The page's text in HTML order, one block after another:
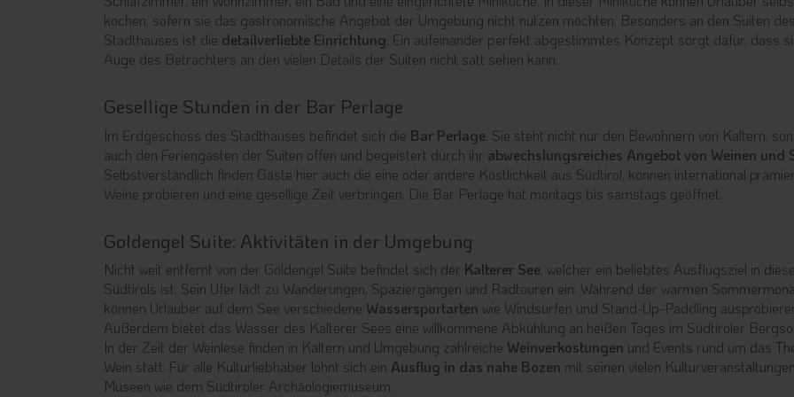
kochen, sofern sie das gastronomische Angebot der Umgebung nicht nutzen möchten. Besonders an den Suiten des
Stadthauses ist die detailverliebte Einrichtung. Ein aufeinander perfekt abgestimmtes Konzept sorgt dafür, dass
Auge des Betrachters an den vielen Details der Suiten nicht satt sehen kann.
Gesellige Stunden in der Bar Perlage
Im Erdgeschoss des Stadthauses befindet sich die Bar Perlage . Sie steht nicht nur den Bewohnern von Kaltern,
auch den Feriengästen der Suiten offen und begeistert durch ihr abwechslungsreiches Angebot von Weinen und
Selbstverständlich finden Gäste hier auch die eine oder andere Köstlichkeit aus Südtirol, können international
Weine probieren und eine gesellige Zeit verbringen. Die Bar Perlage hat montags bis samstags geöffnet.
Goldengel Suite: Aktivitäten in der Umgebung
Nicht weit entfernt von der Goldengel Suite befindet sich der Kalterer See, welcher ein beliebtes Ausflugsziel in
Südtirols ist. Sein Ufer lädt zu Wanderungen, Spaziergängen und Radtouren ein. Während der warmen
können Urlauber auf dem See verschiedene Wassersportarten wie Windsurfen und Stand-Up-Paddling
Außerdem bietet das Wasser des Kalterer Sees eine willkommene Abkühlung an heißen Tages im Südtiroler
In der Zeit der Weinlese finden in Kaltern und Umgebung zahlreiche Weinverkostungen und Events rund um das
Wein statt. Für alle Kulturliebhaber lohnt sich ein Ausflug in das nahe Bozen mit seinen vielen
Museen wie dem Südtiroler Archäologiemuseum.